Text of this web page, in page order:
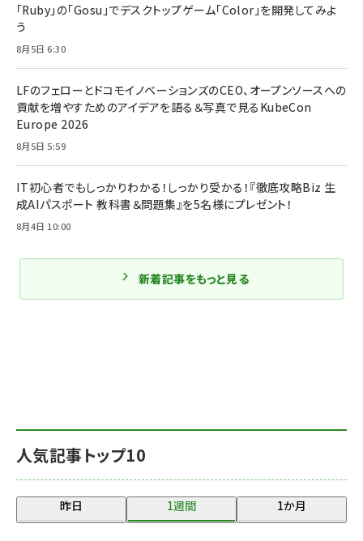
人気記事トップ10
昨日 1週間 1か月
「Ruby」の「Gosu」でデスクトップゲーム「Color」を開発してみよ
う
8月5日 6:30
LFのフェローとドコモイノベーションズのCEO、オープンソースへの
貢献を増やすためのアイデアを語る＆写真で見るKubeCon
Europe 2026
8月5日 5:59
IT初心者でもしっかりわかる！しっかり受かる！『徹底攻略Biz 生
成AIパスポート 教科書＆問題集』を5名様にプレゼント！
8月4日 10:00
新着記事をもっと見る